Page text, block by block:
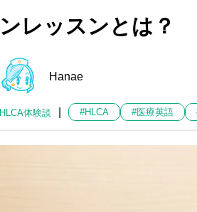
ンレッスンとは？
Hanae
HLCA体験談 #HLCA #医療英語